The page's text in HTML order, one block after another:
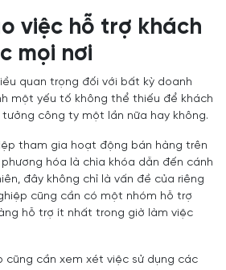
việc hỗ trợ khách
mọi nơi
quan trọng đối với bất kỳ doanh
một yếu tố không thể thiếu để khách
công ty một lần nữa hay không.
tham gia hoạt động bán hàng trên
hóa là chìa khóa dẫn đến cánh
đây không chỉ là vấn đề của riêng
cũng cần có một nhóm hỗ trợ
hỗ trợ ít nhất trong giờ làm việc
cũng cần xem xét việc sử dụng các